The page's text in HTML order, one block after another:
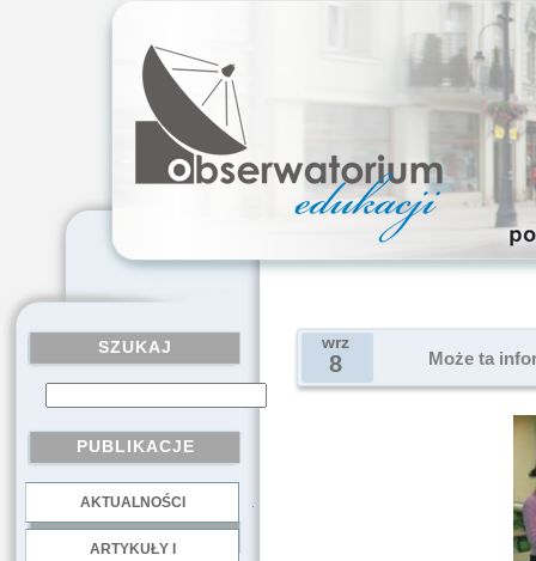
SZUKAJ
PUBLIKACJE
AKTUALNOŚCI
ARTYKUŁY I
wrz
8 Może ta